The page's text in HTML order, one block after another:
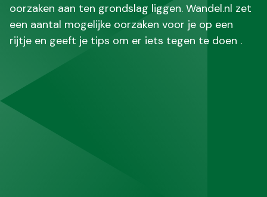
oorzaken aan ten grondslag liggen. Wandel.nl zet
een aantal mogelijke oorzaken voor je op een
rijtje en geeft je tips om er iets tegen te doen .